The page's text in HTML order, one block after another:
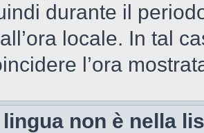
durante il
locale. In tal
l’ora
lingua non è nella